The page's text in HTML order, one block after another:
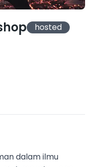
hosted
dalam ilmu